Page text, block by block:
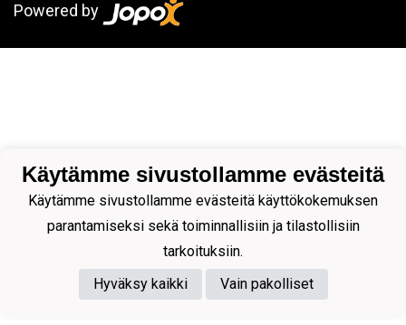
Powered by
Käytämme sivustollamme evästeitä
Käytämme sivustollamme evästeitä käyttökokemuksen
parantamiseksi sekä toiminnallisiin ja tilastollisiin
tarkoituksiin.
Hyväksy kaikki
Vain pakolliset